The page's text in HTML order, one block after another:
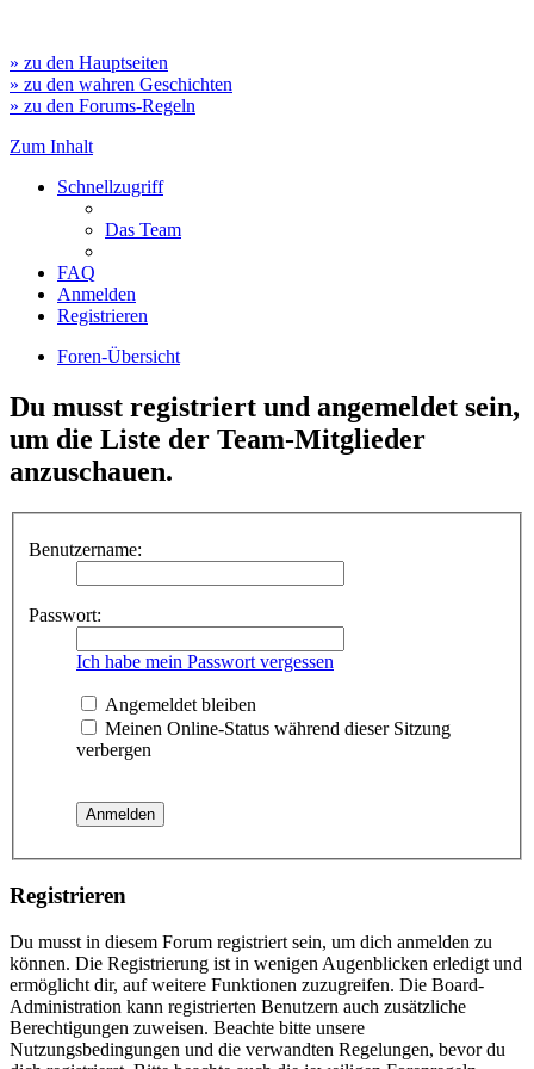
» zu den Hauptseiten
» zu den wahren Geschichten
» zu den Forums-Regeln
Zum Inhalt
Schnellzugriff
Das Team
FAQ
Anmelden
Registrieren
Foren-Übersicht
Du musst registriert und angemeldet sein,
um die Liste der Team-Mitglieder
anzuschauen.
Benutzername:
Passwort:
Ich habe mein Passwort vergessen
Angemeldet bleiben
Meinen Online-Status während dieser Sitzung
verbergen
Registrieren
Du musst in diesem Forum registriert sein, um dich anmelden zu
können. Die Registrierung ist in wenigen Augenblicken erledigt und
ermöglicht dir, auf weitere Funktionen zuzugreifen. Die Board-
Administration kann registrierten Benutzern auch zusätzliche
Berechtigungen zuweisen. Beachte bitte unsere
Nutzungsbedingungen und die verwandten Regelungen, bevor du